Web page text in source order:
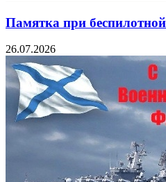
Памятка при
26.07.2026